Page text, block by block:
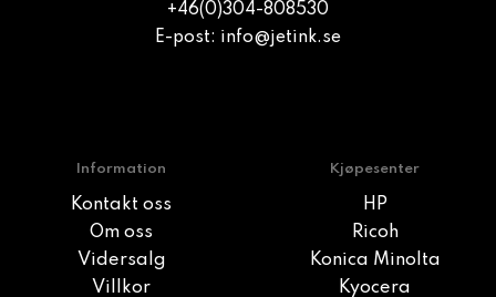
+46(0)304-808530
E-post: info@jetink.se
Information
Kontakt oss
Om oss
Vidersalg
Villkor
Kjøpesenter
HP
Ricoh
Konica Minolta
Kyocera